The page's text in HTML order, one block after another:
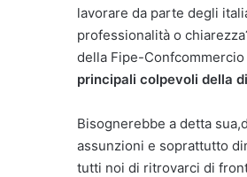
lavorare da parte degli
professionalità o
della Fipe-Confcommercio
principali colpevoli della
Bisognerebbe a detta
assunzioni e soprattutto
tutti noi di ritrovarci di